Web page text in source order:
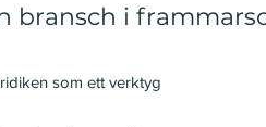
bransch i
som ett verktyg